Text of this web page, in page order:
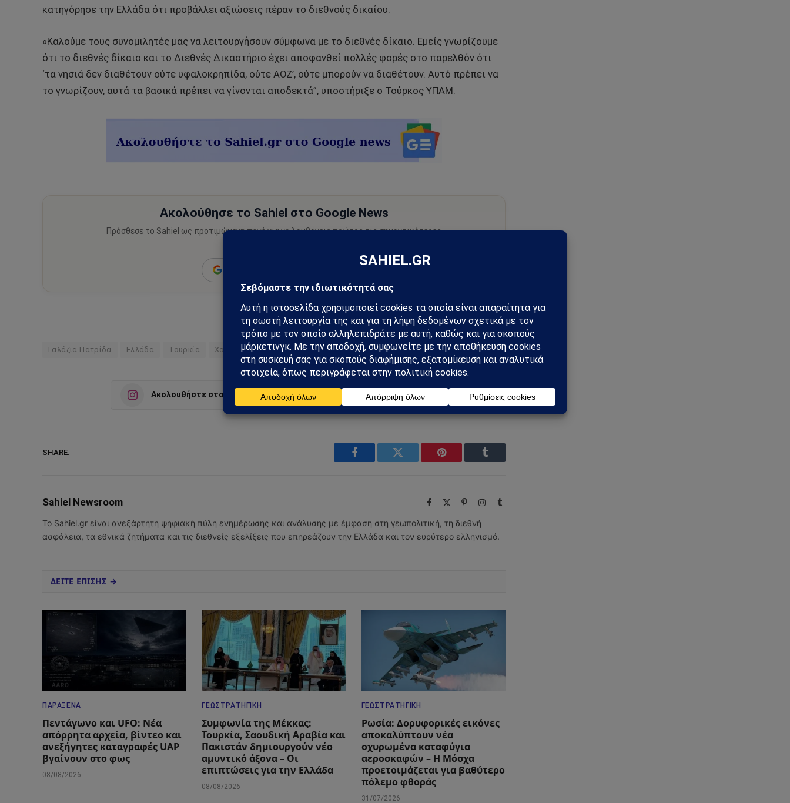
κατηγόρησε την Ελλάδα ότι προβάλλει αξιώσεις πέραν το διεθνούς δικαίου.
«Καλούμε τους συνομιλητές μας να λειτουργήσουν σύμφωνα με το διεθνές δίκαιο. Εμείς γνωρίζουμε
ότι το διεθνές δίκαιο και το Διεθνές Δικαστήριο έχει αποφανθεί πολλές φορές στο παρελθόν ότι
‘τα νησιά δεν διαθέτουν ούτε υφαλοκρηπίδα, ούτε ΑΟΖ’, ούτε μπορούν να διαθέτουν. Αυτό πρέπει να
το γνωρίζουν, αυτά τα βασικά πρέπει να γίνονται αποδεκτά”, υποστήριξε ο Τούρκος ΥΠΑΜ.
Ακολούθησε το Sahiel στο Google News
Πρόσθεσε το Sahiel ως προτιμώμενη πηγή για να λαμβάνεις πρώτος τις σημαντικότερες
Γαλάζια Πατρίδα Ελλάδα Τουρκία Χουλουσί Ακάρ
Ακολουθήστε στο Instagram Ακολουθήστε στο YouTube
SHARE.
Facebook Twitter Pinterest Tumblr
Sahiel Newsroom Facebook PinterestInstagram
Tumblr
Το Sahiel.gr είναι ανεξάρτητη ψηφιακή πύλη ενημέρωσης και ανάλυσης με έμφαση στη γεωπολιτική, τη διεθνή
ασφάλεια, τα εθνικά ζητήματα και τις διεθνείς εξελίξεις που επηρεάζουν την Ελλάδα και τον ευρύτερο ελληνισμό.
ΔΕΙΤΕ ΕΠΙΣΗΣ →
ΠΑΡΆΞΕΝΑ
Πεντάγωνο και UFO: Νέα
απόρρητα αρχεία, βίντεο και
ανεξήγητες καταγραφές UAP
βγαίνουν στο φως
08/08/2026
ΓΕΩΣΤΡΑΤΗΓΙΚΉ
Συμφωνία της Μέκκας:
Τουρκία, Σαουδική Αραβία και
Πακιστάν δημιουργούν νέο
αμυντικό άξονα – Οι
επιπτώσεις για την Ελλάδα
08/08/2026
ΓΕΩΣΤΡΑΤΗΓΙΚΉ
Ρωσία: Δορυφορικές εικόνες
αποκαλύπτουν νέα
οχυρωμένα καταφύγια
αεροσκαφών – Η Μόσχα
προετοιμάζεται για βαθύτερο
πόλεμο φθοράς
31/07/2026